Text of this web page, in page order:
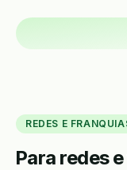
REDES E
Para redes